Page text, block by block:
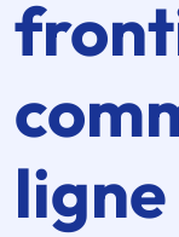
ligne